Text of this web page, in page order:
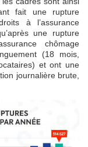
fait une rupture
à l’assurance
une rupture
chômage
(18 mois,
et ont une
journalière brute,